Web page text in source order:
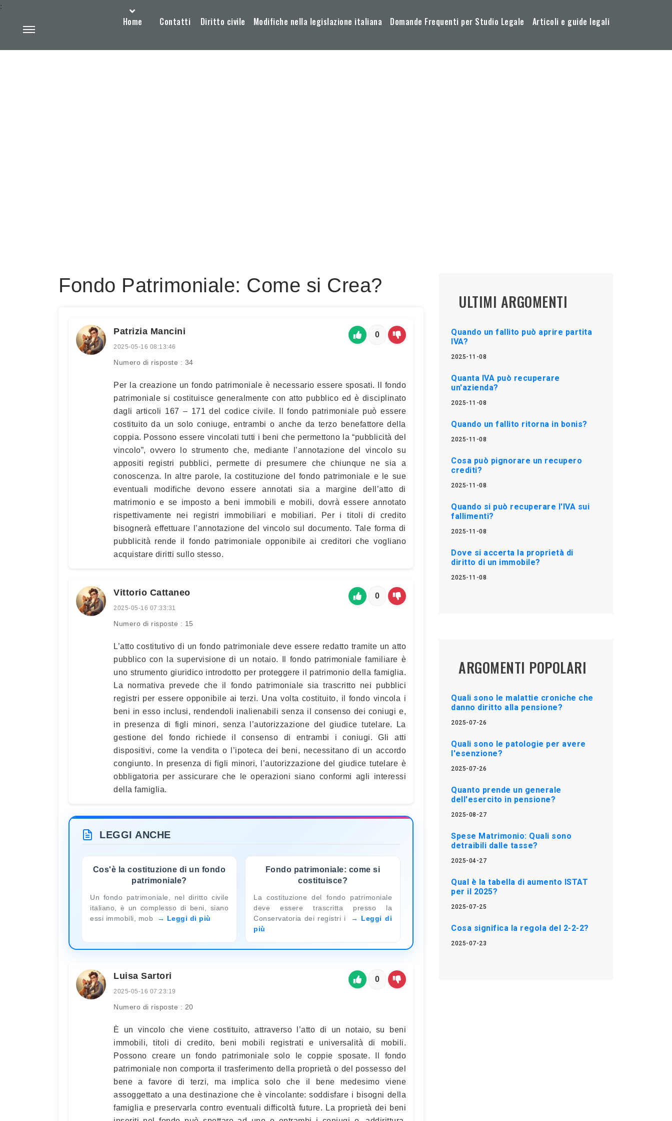
Home Contatti Diritto civile Modifiche nella legislazione italiana Domande Frequenti per Studio Legale Articoli e guide legali
:
Fondo Patrimoniale: Come si Crea?
Patrizia Mancini
2025-05-16 08:13:46
Numero di risposte : 34
0
Per la creazione un fondo patrimoniale è necessario essere sposati. Il fondo
patrimoniale si costituisce generalmente con atto pubblico ed è disciplinato
dagli articoli 167 – 171 del codice civile. Il fondo patrimoniale può essere
costituito da un solo coniuge, entrambi o anche da terzo benefattore della
coppia. Possono essere vincolati tutti i beni che permettono la “pubblicità del
vincolo”, ovvero lo strumento che, mediante l’annotazione del vincolo su
appositi registri pubblici, permette di presumere che chiunque ne sia a
conoscenza. In altre parole, la costituzione del fondo patrimoniale e le sue
eventuali modifiche devono essere annotati sia a margine dell’atto di
matrimonio e se imposto a beni immobili e mobili, dovrà essere annotato
rispettivamente nei registri immobiliari e mobiliari. Per i titoli di credito
bisognerà effettuare l’annotazione del vincolo sul documento. Tale forma di
pubblicità rende il fondo patrimoniale opponibile ai creditori che vogliano
acquistare diritti sullo stesso.
Vittorio Cattaneo
2025-05-16 07:33:31
Numero di risposte : 15
0
L’atto costitutivo di un fondo patrimoniale deve essere redatto tramite un atto
pubblico con la supervisione di un notaio. Il fondo patrimoniale familiare è
uno strumento giuridico introdotto per proteggere il patrimonio della famiglia.
La normativa prevede che il fondo patrimoniale sia trascritto nei pubblici
registri per essere opponibile ai terzi. Una volta costituito, il fondo vincola i
beni in esso inclusi, rendendoli inalienabili senza il consenso dei coniugi e,
in presenza di figli minori, senza l’autorizzazione del giudice tutelare. La
gestione del fondo richiede il consenso di entrambi i coniugi. Gli atti
dispositivi, come la vendita o l’ipoteca dei beni, necessitano di un accordo
congiunto. In presenza di figli minori, l’autorizzazione del giudice tutelare è
obbligatoria per assicurare che le operazioni siano conformi agli interessi
della famiglia.
LEGGI ANCHE
Cos'è la costituzione di un fondo
patrimoniale?
Un fondo patrimoniale, nel diritto civile
italiano, è un complesso di beni, siano
essi immobili, mob
Leggi di più
Fondo patrimoniale: come si
costituisce?
La costituzione del fondo patrimoniale
deve essere trascritta presso la
Conservatoria dei registri i
Leggi di
più
Luisa Sartori
2025-05-16 07:23:19
Numero di risposte : 20
0
È un vincolo che viene costituito, attraverso l’atto di un notaio, su beni
immobili, titoli di credito, beni mobili registrati e universalità di mobili.
Possono creare un fondo patrimoniale solo le coppie sposate. Il fondo
patrimoniale non comporta il trasferimento della proprietà o del possesso del
bene a favore di terzi, ma implica solo che il bene medesimo viene
assoggettato a una destinazione che è vincolante: soddisfare i bisogni della
famiglia e preservarla contro eventuali difficoltà future. La proprietà dei beni
ULTIMI ARGOMENTI
Quando un fallito può aprire partita
IVA?
2025-11-08
Quanta IVA può recuperare
un'azienda?
2025-11-08
Quando un fallito ritorna in bonis?
2025-11-08
Cosa può pignorare un recupero
crediti?
2025-11-08
Quando si può recuperare l'IVA sui
fallimenti?
2025-11-08
Dove si accerta la proprietà di
diritto di un immobile?
2025-11-08
ARGOMENTI POPOLARI
Quali sono le malattie croniche che
danno diritto alla pensione?
2025-07-26
Quali sono le patologie per avere
l'esenzione?
2025-07-26
Quanto prende un generale
dell'esercito in pensione?
2025-08-27
Spese Matrimonio: Quali sono
detraibili dalle tasse?
2025-04-27
Qual è la tabella di aumento ISTAT
per il 2025?
2025-07-25
Cosa significa la regola del 2-2-2?
2025-07-23